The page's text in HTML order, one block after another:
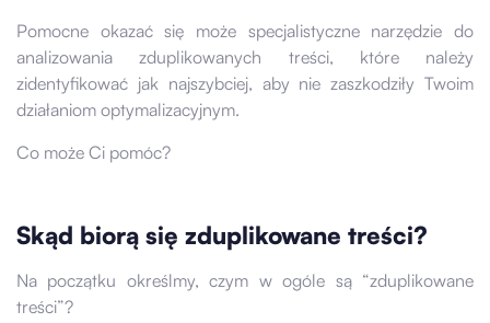
Pomocne okazać się może specjalistyczne narzędzie do
analizowania zduplikowanych treści, które należy
zidentyfikować jak najszybciej, aby nie zaszkodziły Twoim
działaniom optymalizacyjnym.
Co może Ci pomóc?
Skąd biorą się zduplikowane treści?
Na początku określmy, czym w ogóle są “zduplikowane
treści”?